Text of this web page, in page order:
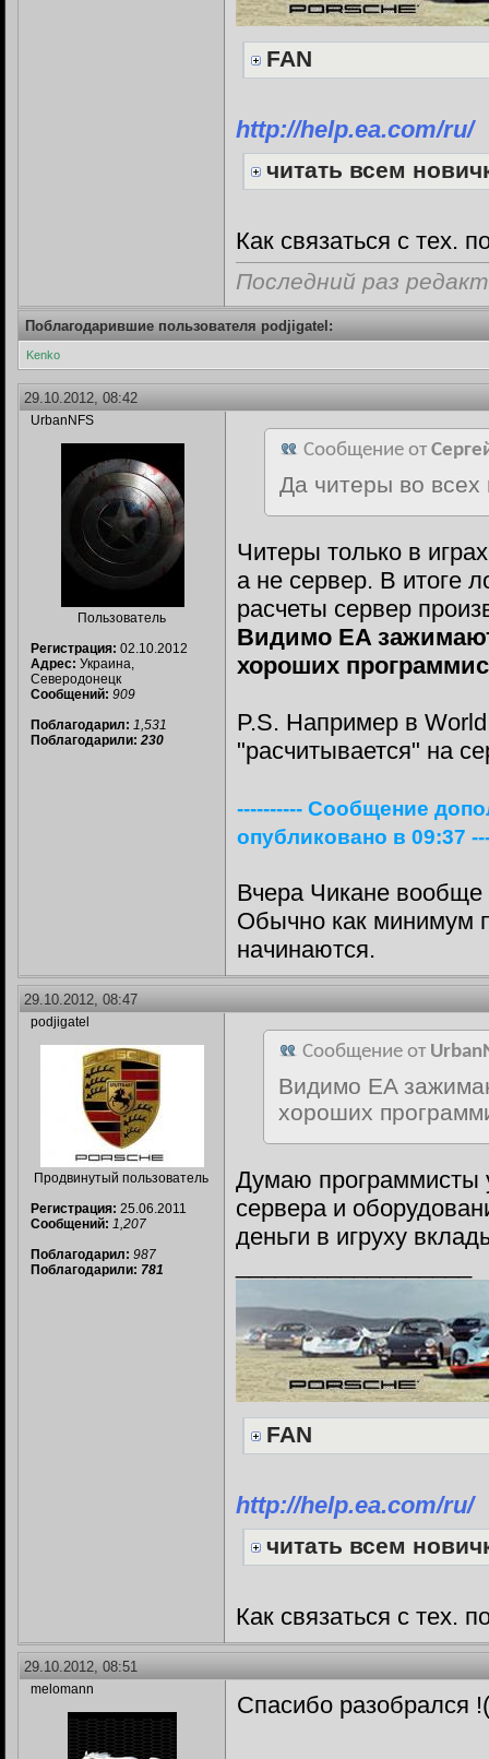
FAN
http://help.ea.com/ru/
читать всем
Как связаться с тех.
Последний раз
Поблагодарившие пользователя podjigatel:
Kenko
29.10.2012, 08:42
UrbanNFS
Пользователь
Регистрация: 02.10.2012
Адрес: Украина,
Северодонецк
Сообщений: 909
Поблагодарил: 1,531
Поблагодарили: 230
Сообщение от
Да читеры во всех
Читеры только в
а не сервер. В итоге
расчеты сервер
Видимо EA
хороших
P.S. Например в World
"расчитывается" на
---------- Сообщение
опубликовано в 09:37
Вчера Чикане вообще
Обычно как минимум
начинаются.
29.10.2012, 08:47
podjigatel
Продвинутый пользователь
Регистрация: 25.06.2011
Сообщений: 1,207
Поблагодарил: 987
Поблагодарили: 781
Сообщение от
Видимо EA
хороших
Думаю программисты
сервера и
деньги в игруху
FAN
http://help.ea.com/ru/
читать всем
Как связаться с тех.
29.10.2012, 08:51
melomann
Спасибо разобрался